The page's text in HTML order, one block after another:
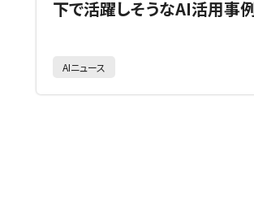
下で活躍しそうなAI活用事
AIニュース